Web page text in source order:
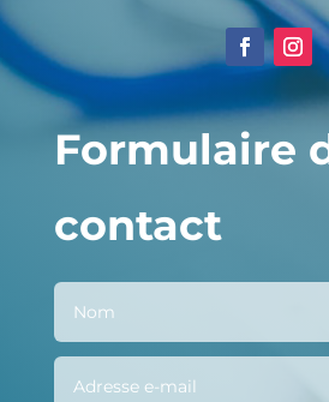
Formulaire
contact